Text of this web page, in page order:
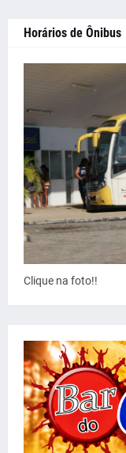
Horários de Ônibus
Clique na foto!!